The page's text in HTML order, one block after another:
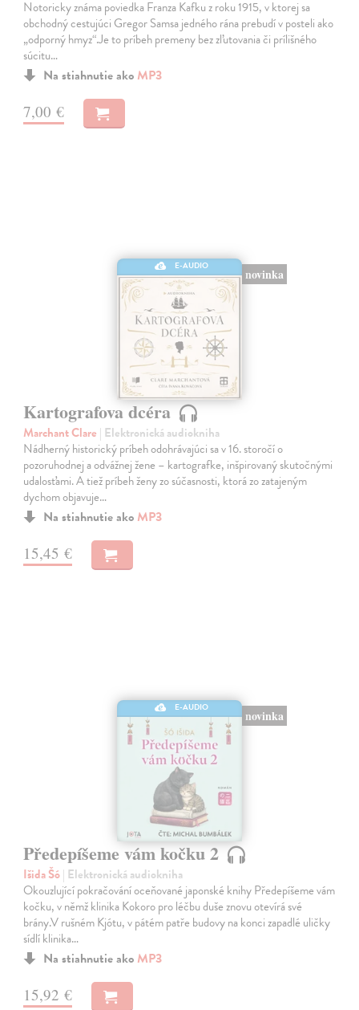
Notoricky známa poviedka Franza Kafku z roku 1915, v ktorej sa
obchodný cestujúci Gregor Samsa jedného rána prebudí v posteli ako
„odporný hmyz“.Je to príbeh premeny bez zľutovania či prílišného
súcitu…
Na stiahnutie ako MP3
7,00 €
E-AUDIO
novinka
Kartografova dcéra
Marchant Clare | Elektronická audiokniha
Nádherný historický príbeh odohrávajúci sa v 16. storočí o
pozoruhodnej a odvážnej žene – kartografke, inšpirovaný skutočnými
udalosťami. A tiež príbeh ženy zo súčasnosti, ktorá zo zatajeným
dychom objavuje…
Na stiahnutie ako MP3
15,45 €
E-AUDIO
novinka
Předepíšeme vám kočku 2
Išida Šó| Elektronická audiokniha
Okouzlující pokračování oceňované japonské knihy Předepíšeme vám
kočku, v němž klinika Kokoro pro léčbu duše znovu otevírá své
brány.V rušném Kjótu, v pátém patře budovy na konci zapadlé uličky
sídlí klinika…
Na stiahnutie ako MP3
15,92 €